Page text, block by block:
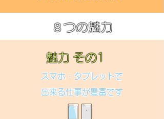
８つの魅力
魅力 その1
スマホ・タブレットで
出来る仕事が豊富です